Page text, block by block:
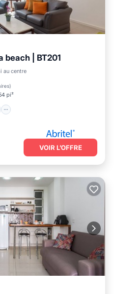
beach | BT201
au centre
)
pi²
Cuisine
Internet
VOIR L’OFFRE